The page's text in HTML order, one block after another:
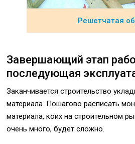
Решетчатая
Завершающий этап
последующая
Заканчивается строительство
материала. Пошагово расписать
материала, коих на строительном
очень много, будет сложно.